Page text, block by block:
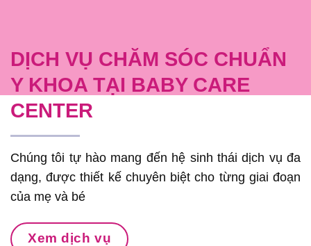
DỊCH VỤ CHĂM SÓC CHUẨN
Y KHOA TẠI BABY CARE
CENTER
Chúng tôi tự hào mang đến hệ sinh thái dịch vụ đa
dạng, được thiết kế chuyên biệt cho từng giai đoạn
của mẹ và bé
Xem dịch vụ